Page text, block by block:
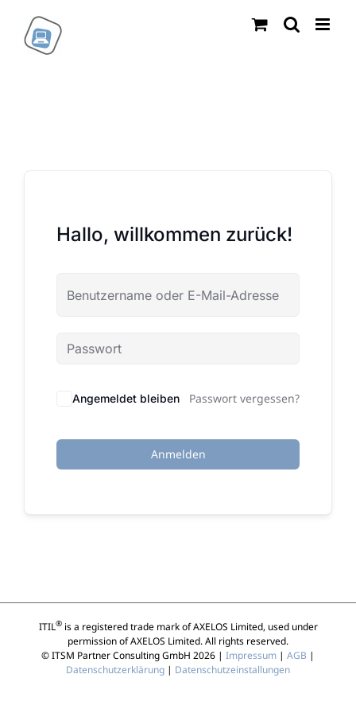
Inhalt
springen
Hallo, willkommen zurück!
Angemeldet bleiben Passwort vergessen?
Anmelden
ITIL®is a registered trade mark of AXELOS Limited, used under
permission of AXELOS Limited. All rights reserved.
© ITSM Partner Consulting GmbH 2026 | Impressum | AGB |
Datenschutzerklärung | Datenschutzeinstallungen